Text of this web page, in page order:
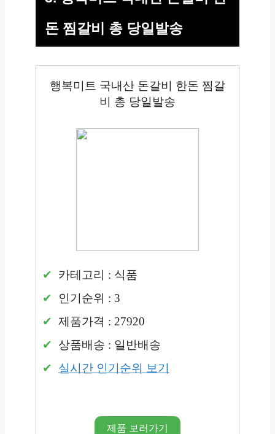
돈 찜갈비 총 당일발송
행복미트 국내산 돈갈비 한돈 찜갈
비 총 당일발송
카테고리 : 식품
인기순위 : 3
제품가격 : 27920
상품배송 : 일반배송
실시간 인기순위 보기
제품 보러가기